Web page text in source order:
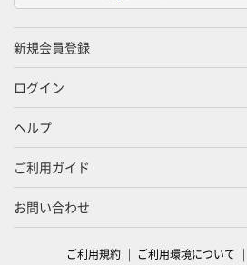
新規会員登録
ログイン
ヘルプ
ご利用ガイド
お問い合わせ
ご利用規約 ご利用環境について